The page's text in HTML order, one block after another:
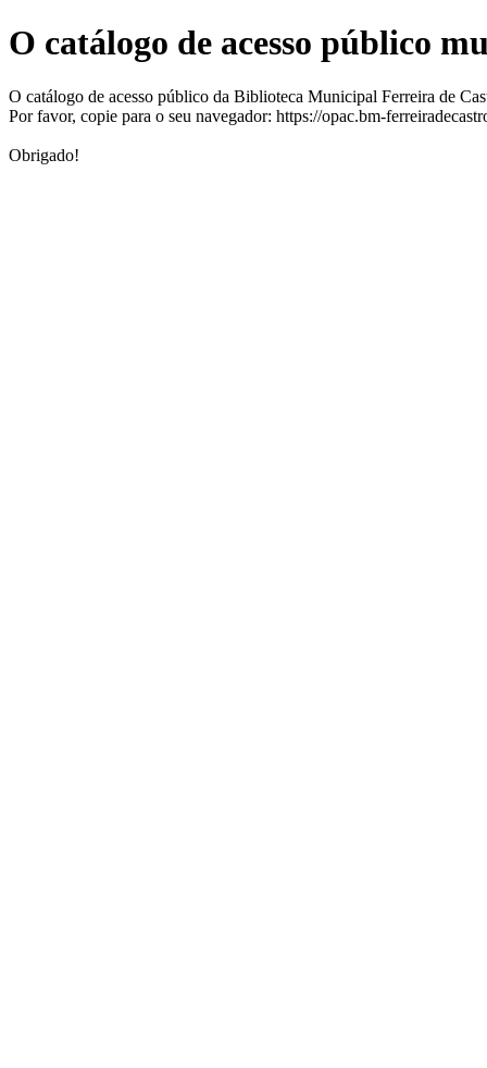
O catálogo de acesso público
O catálogo de acesso público da Biblioteca Municipal Ferreira de
Por favor, copie para o seu navegador: https://opac.bm-
Obrigado!